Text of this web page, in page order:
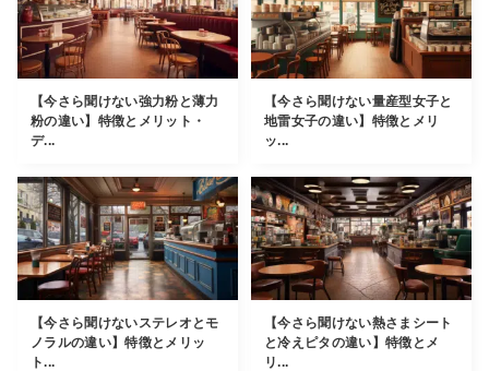
【今さら聞けない強力粉と薄力
粉の違い】特徴とメリット・
デ...
【今さら聞けない量産型女子と
地雷女子の違い】特徴とメリ
ッ...
【今さら聞けないステレオとモ
ノラルの違い】特徴とメリッ
ト...
【今さら聞けない熱さまシート
と冷えピタの違い】特徴とメ
リ...